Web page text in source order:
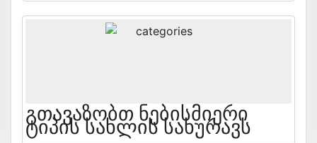
Გთავაზობთ Ნებისმიერი
Ტიპის Სახლის Სახურავს